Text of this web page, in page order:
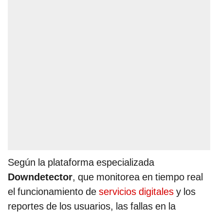
Según la plataforma especializada
Downdetector, que monitorea en tiempo real
el funcionamiento de servicios digitales y los
reportes de los usuarios, las fallas en la